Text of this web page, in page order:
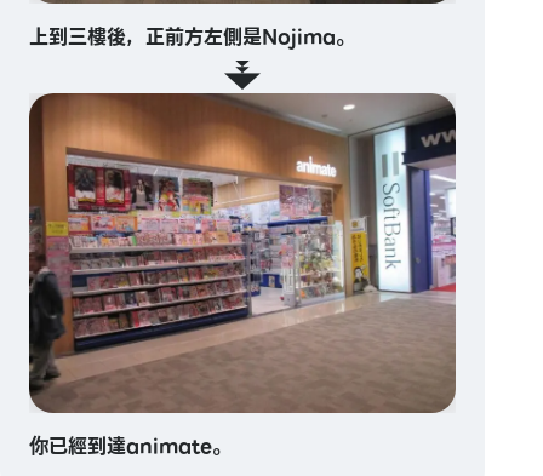
上到三樓後，正前方左側是Nojima。
你已經到達animate。